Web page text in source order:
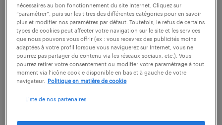
Lesalaire d'un chargé de communicationest
défini par la convention collective des
entreprises de la publicité et assimilées. Le
salaire d'un chargé de communication
nécessaires au bon fonctionnement du site Internet. Cliquez sur
“paramétrer”, puis sur les titres des différentes catégories pour en savoir
plus et modifier nos paramètres par défaut. Toutefois, le refus de certains
types de cookies peut affecter votre navigation sur le site et les services
que nous pouvons vous offrir (ex : vous recevrez des publicités moins
adaptées à votre profil lorsque vous naviguerez sur Internet, vous ne
pourrez pas partager du contenu via les réseaux sociaux, etc.). Vous
pourrez retirer votre consentement ou modifier votre paramétrage à tout
moment via l’icône cookie disponible en bas et à gauche de votre
navigateur.
Politique en matière de cookie
Liste de nos partenaires